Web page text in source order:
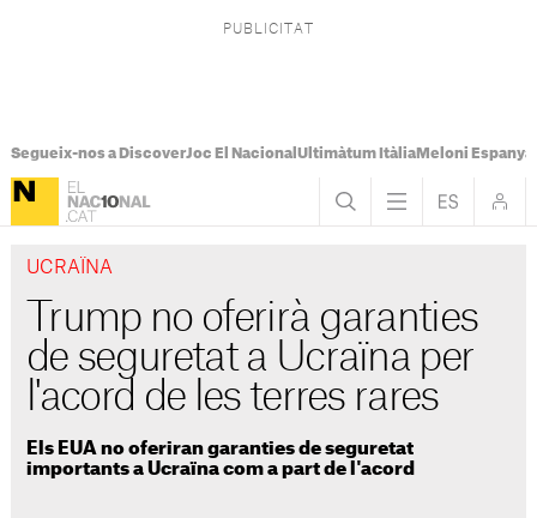
Segueix-nos a DiscoverJoc El Nacional Ultimàtum ItàliaMeloni Espanya
UCRAÏNA
Trump no oferirà garanties
de seguretat a Ucraïna per
l'acord de les terres rares
Els EUA no oferiran garanties de seguretat
importants a Ucraïna com a part de l'acord